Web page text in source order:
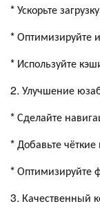
* Ускорьте
* Оптимизируйте
* Используйте
2. Улучшение
* Сделайте
* Добавьте
* Оптимизируйте
3. Качественный